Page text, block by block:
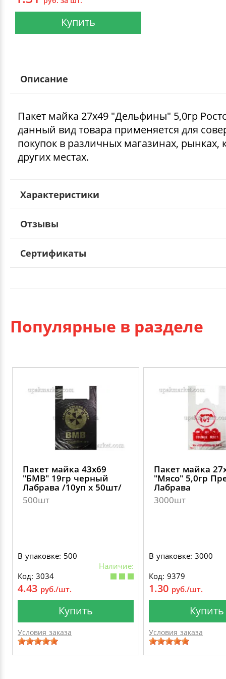
Купить
Описание
Пакет майка 27х49 "Дельфины" 5,0гр
данный вид товара применяется для
покупок в различных магазинах, рынках,
других местах.
Характеристики
Отзывы
Сертификаты
Популярные в разделе
Пакет майка 43х69
"БМВ" 19гр черный
Лабрава /10уп х 50шт/
500шт
В упаковке: 500
Наличие:
Код: 3034
4.43 руб./шт.
Купить
Условия заказа
Пакет майка
"Мясо" 5,0гр
Лабрава
3000шт
В упаковке: 3000
Код: 9379
1.30 руб./шт.
Купить
Условия заказа